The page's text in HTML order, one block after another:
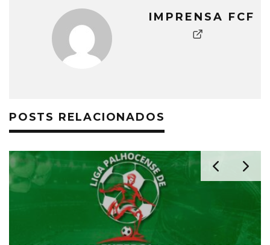
IMPRENSA FCF
POSTS RELACIONADOS